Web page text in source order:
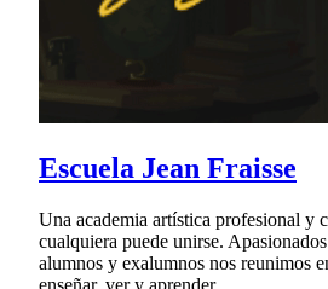
Escuela Jean Fraisse
Una academia artística profesional y
cualquiera puede unirse.
alumnos y exalumnos nos reunimos